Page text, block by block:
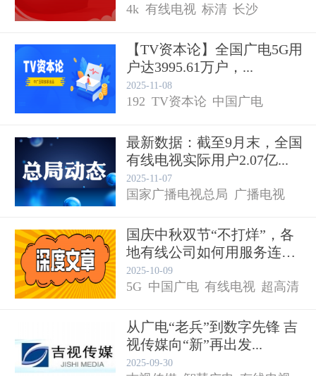
4k 有线电视 标清 长沙
【TV资本论】全国广电5G用
户达3995.61万户，...
2025-11-08
192 TV资本论 中国广电
广电总局
最新数据：截至9月末，全国
有线电视实际用户2.07亿...
2025-11-07
国家广播电视总局 广播电视
广电5G
国庆中秋双节“不打烊”，各
地有线公司如何用服务连接
千...
2025-10-09
5G 中国广电 有线电视 超高清
从广电“老兵”到数字先锋 吉
视传媒向“新”再出发...
2025-09-30